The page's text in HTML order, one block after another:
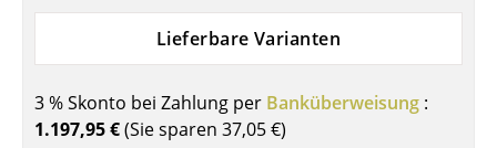
Aufbewahren
Lieferbare Varianten
3 % Skonto bei Zahlung per Banküberweisung :
1.197,95 €(Sie sparen 37,05 €)